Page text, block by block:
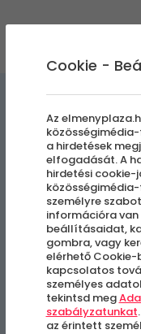
Porsche
Cookie -
Az
a hirdetések
elfogadását. A
hirdetési
személyre
információra van
beállításaidat,
gombra, vagy
elérhető
kapcsolatos
személyes
tekintsd meg
szabályzatunkat
az érintett